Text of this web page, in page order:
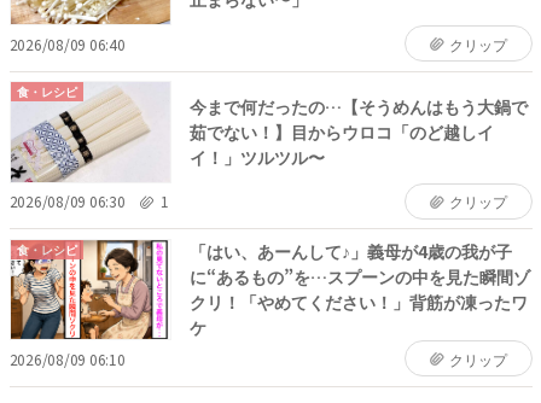
2026/08/09 06:40 クリップ
食・レシピ
今まで何だったの…【そうめんはもう大鍋で
茹でない！】目からウロコ「のど越しイ
イ！」ツルツル〜
2026/08/09 06:30 1 クリップ
食・レシピ
「はい、あーんして♪」義母が4歳の我が子
に“あるもの”を…スプーンの中を見た瞬間ゾ
クリ！「やめてください！」背筋が凍ったワ
ケ
2026/08/09 06:10 クリップ